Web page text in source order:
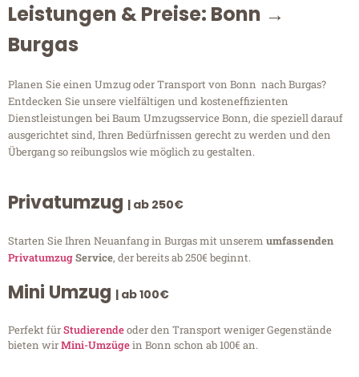
Leistungen & Preise: Bonn →
Burgas
Planen Sie einen Umzug oder Transport von Bonn nach Burgas?
Entdecken Sie unsere vielfältigen und kosteneffizienten
Dienstleistungen bei Baum Umzugsservice Bonn, die speziell darauf
ausgerichtet sind, Ihren Bedürfnissen gerecht zu werden und den
Übergang so reibungslos wie möglich zu gestalten.
Privatumzug | ab 250€
Starten Sie Ihren Neuanfang in Burgas mit unserem umfassenden
PrivatumzugService, der bereits ab 250€ beginnt.
Mini Umzug | ab 100€
Perfekt fürStudierendeoder den Transport weniger Gegenstände
bieten wirMini-Umzügein Bonn schon ab 100€ an.